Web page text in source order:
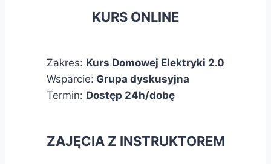
KURS ONLINE
Zakres: Kurs Domowej Elektryki 2.0
Wsparcie: Grupa dyskusyjna
Termin: Dostęp 24h/dobę
ZAJĘCIA Z INSTRUKTOREM